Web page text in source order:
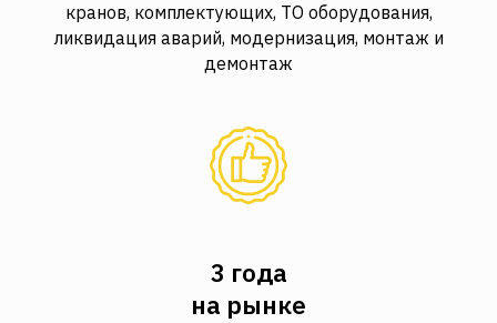
кранов, комплектующих, ТО оборудования,
ликвидация аварий, модернизация, монтаж и
демонтаж
3 года
на рынке